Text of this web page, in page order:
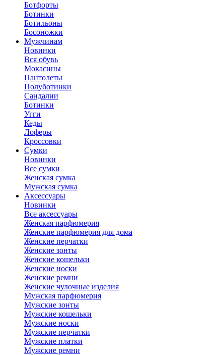
Ботфорты
Ботинки
Ботильоны
Босоножки
Мужчинам
Новинки
Вся обувь
Мокасины
Пантолеты
Полуботинки
Сандалии
Ботинки
Угги
Кеды
Лоферы
Кроссовки
Сумки
Новинки
Все сумки
Женская сумка
Мужская сумка
Аксессуары
Новинки
Все аксессуары
Женская парфюмерия
Женские парфюмерия для дома
Женские перчатки
Женские зонты
Женские кошельки
Женские носки
Женские ремни
Женские чулочные изделия
Мужская парфюмерия
Мужские зонты
Мужские кошельки
Мужские носки
Мужские перчатки
Мужские платки
Мужские ремни